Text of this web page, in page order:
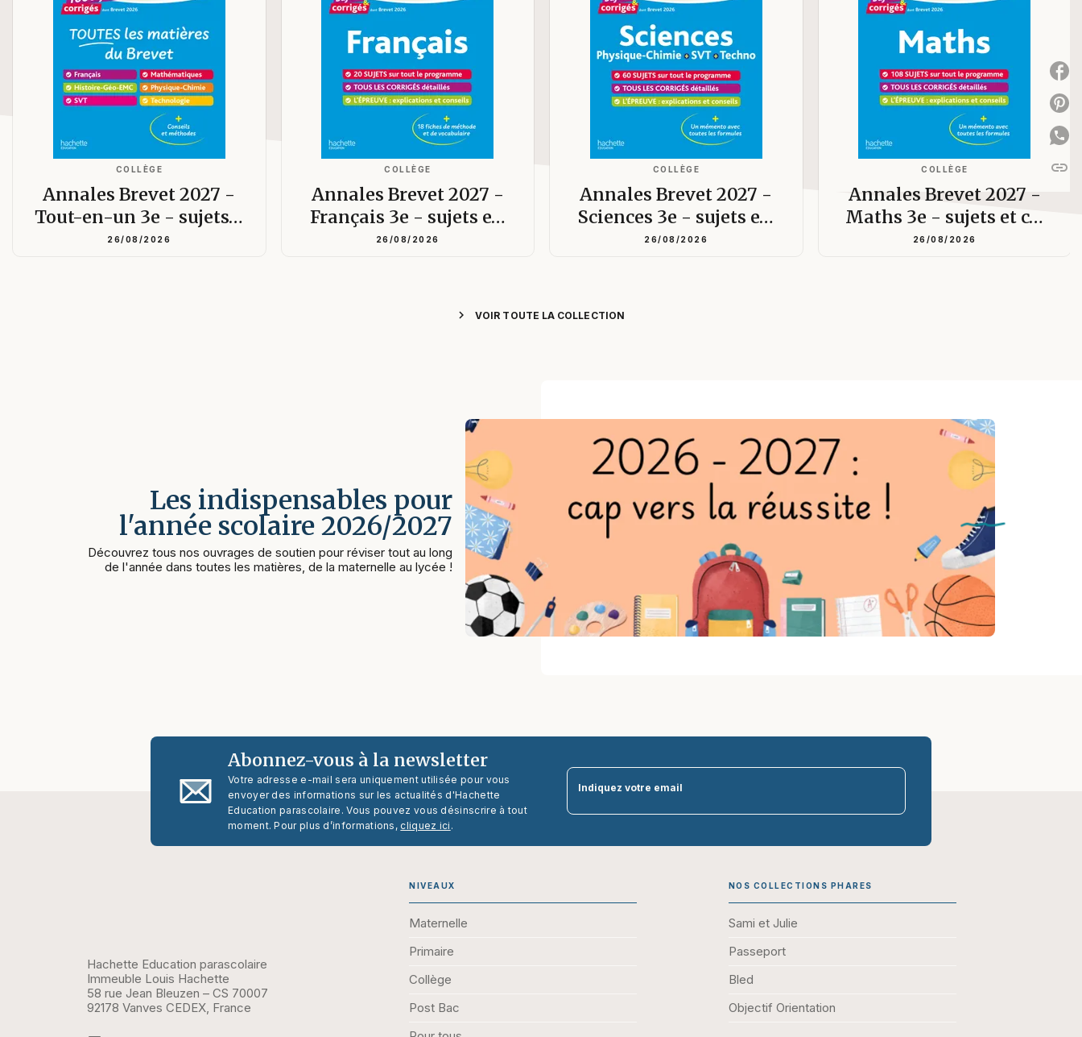
COLLÈGE
Annales Brevet 2027 -
Tout-en-un 3e - sujets…
26/08/2026
COLLÈGE
Annales Brevet 2027 -
Français 3e - sujets e…
26/08/2026
COLLÈGE
Annales Brevet 2027 -
Sciences 3e - sujets e…
26/08/2026
COLLÈGE
Annales Brevet 2027 -
Maths 3e - sujets et c…
26/08/2026
chevron_right VOIR TOUTE LA COLLECTION
Les indispensables pour
l'année scolaire 2026/2027
Découvrez tous nos ouvrages de soutien pour réviser tout au long
de l'année dans toutes les matières, de la maternelle au lycée !
link
Abonnez-vous à la newsletter
Votre adresse e-mail sera uniquement utilisée pour vous
envoyer des informations sur les actualités d'Hachette
Education parascolaire. Vous pouvez vous désinscrire à tout
moment. Pour plus d’informations, cliquez ici .
Indiquez votre email
Hachette Education parascolaire
Immeuble Louis Hachette
58 rue Jean Bleuzen – CS 70007
92178 Vanves CEDEX, France
NIVEAUX
Maternelle
Primaire
Collège
Post Bac
NOS COLLECTIONS PHARES
Sami et Julie
Passeport
Bled
Objectif Orientation